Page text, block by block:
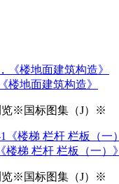
楼地面建筑构造》
览※国标图集（J）※
楼梯 栏杆 栏板（一）》
览※国标图集（J）※